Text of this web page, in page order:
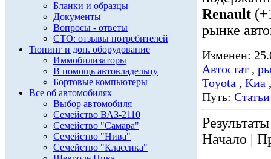
Бланки и образцы
Документы
Вопросы - ответы
СТО: отзывы потребителей
Тюнинг и доп. оборудование
Иммобилизаторы
В помощь автовладельцу
Бортовые компьютеры
Все об автомобилях
Выбор автомобиля
Семейство ВАЗ-2110
Семейство "Самара"
Семейство "Нива"
Семейство "Классика"
Renault
рынке
Изменен:
Автостат ,
Toyota , Kиа
Путь: Статьи
Начало |